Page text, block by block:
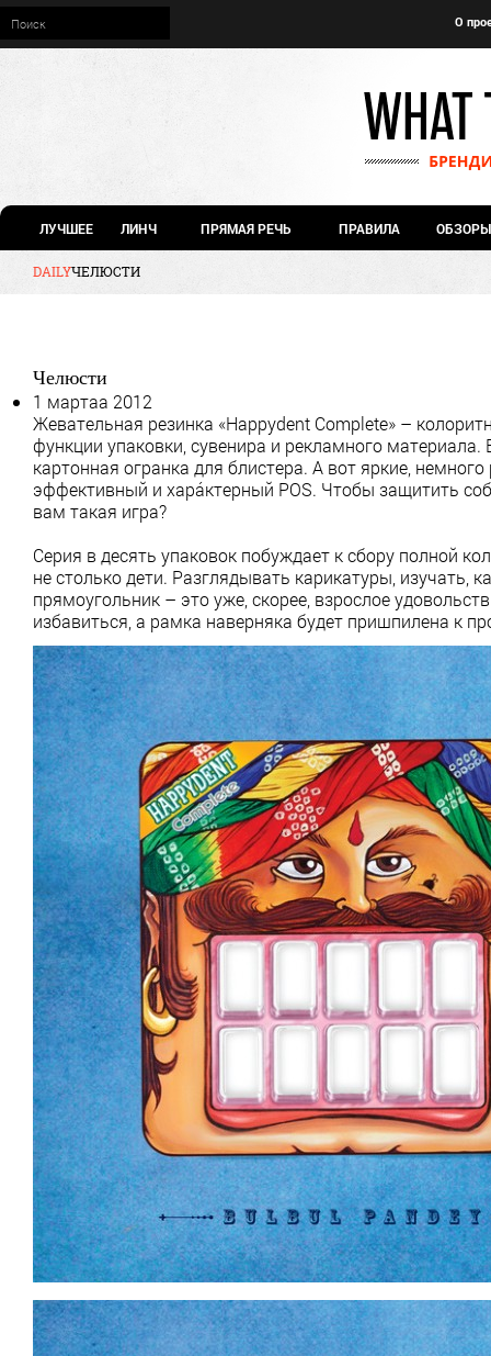
О
ЛУЧШЕЕ ЛИНЧ ПРЯМАЯ РЕЧЬ ПРАВИЛА ОБЗОРЫ
DAILYЧЕЛЮСТИ
Челюсти
1 мартаа 2012
Жевательная резинка «Happydent Complete» –
функции упаковки, сувенира и рекламного
картонная огранка для блистера. А вот яркие,
эффективный и харáктерный POS. Чтобы защитить
вам такая игра?
Серия в десять упаковок побуждает к сбору полной
не столько дети. Разглядывать карикатуры, изучать,
прямоугольник – это уже, скорее, взрослое
избавиться, а рамка наверняка будет пришпилена к